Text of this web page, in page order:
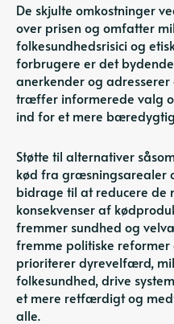
De skjulte omkostninger
over prisen og omfatter
folkesundhedsrisici og
forbrugere er det
anerkender og adresserer
træffer informerede valg
ind for et mere
Støtte til alternativer
kød fra
bidrage til at reducere de
konsekvenser af
fremmer sundhed og
fremme politiske
prioriterer dyrevelfærd,
folkesundhed, drive
et mere retfærdigt og
alle.